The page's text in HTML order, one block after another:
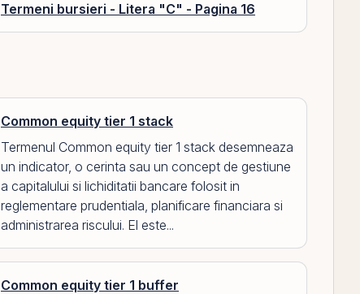
Termeni bursieri - Litera "C" - Pagina 16
Common equity tier 1 stack
Termenul Common equity tier 1 stack desemneaza
un indicator, o cerinta sau un concept de gestiune
a capitalului si lichiditatii bancare folosit in
reglementare prudentiala, planificare financiara si
administrarea riscului. El este...
Common equity tier 1 buffer